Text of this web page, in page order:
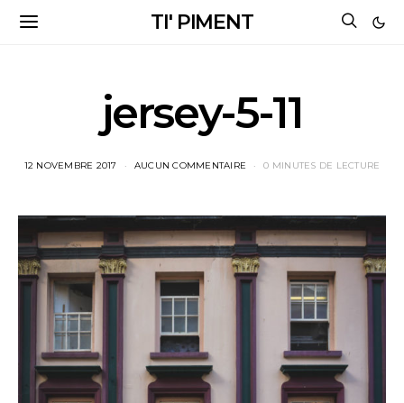
TI' PIMENT
jersey-5-11
12 NOVEMBRE 2017 AUCUN COMMENTAIRE 0 MINUTES DE LECTURE